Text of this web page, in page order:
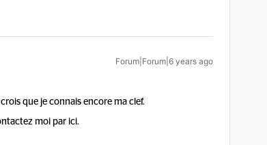
Forum|Forum|6 years ago
que je connais encore ma clef.
moi par ici.